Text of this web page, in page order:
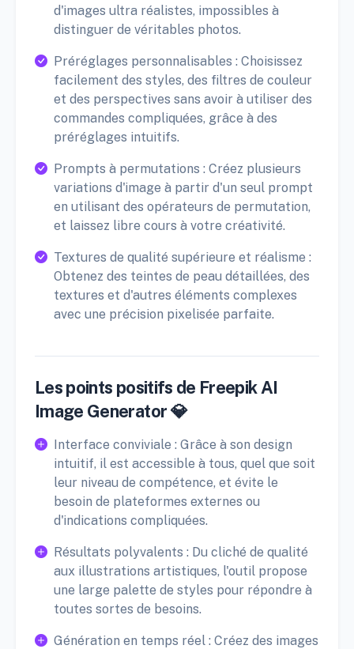
d'images ultra réalistes, impossibles à
distinguer de véritables photos.
Préréglages personnalisables : Choisissez
facilement des styles, des filtres de couleur
et des perspectives sans avoir à utiliser des
commandes compliquées, grâce à des
préréglages intuitifs.
Prompts à permutations : Créez plusieurs
variations d'image à partir d'un seul prompt
en utilisant des opérateurs de permutation,
et laissez libre cours à votre créativité.
Textures de qualité supérieure et réalisme :
Obtenez des teintes de peau détaillées, des
textures et d'autres éléments complexes
avec une précision pixelisée parfaite.
Les points positifs de Freepik AI
Image Generator 💎
Interface conviviale : Grâce à son design
intuitif, il est accessible à tous, quel que soit
leur niveau de compétence, et évite le
besoin de plateformes externes ou
d'indications compliquées.
Résultats polyvalents : Du cliché de qualité
aux illustrations artistiques, l'outil propose
une large palette de styles pour répondre à
toutes sortes de besoins.
Génération en temps réel : Créez des images